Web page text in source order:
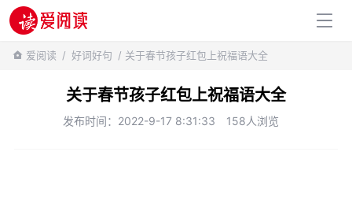
百科知识
爱阅读 / 好词好句 / 关于春节孩子红包上祝福语大全
关于春节孩子红包上祝福语大全
发布时间：2022-9-17 8:31:33 158人浏览